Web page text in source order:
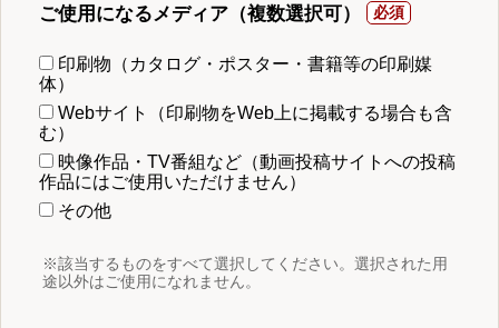
ご使用になるメディア（複数選択可）
印刷物（カタログ・ポスター・書籍等の印刷媒
体）
Webサイト（印刷物をWeb上に掲載する場合も含
む）
映像作品・TV番組など（動画投稿サイトへの投稿
作品にはご使用いただけません）
その他
※該当するものをすべて選択してください。選択された用
途以外はご使用になれません。